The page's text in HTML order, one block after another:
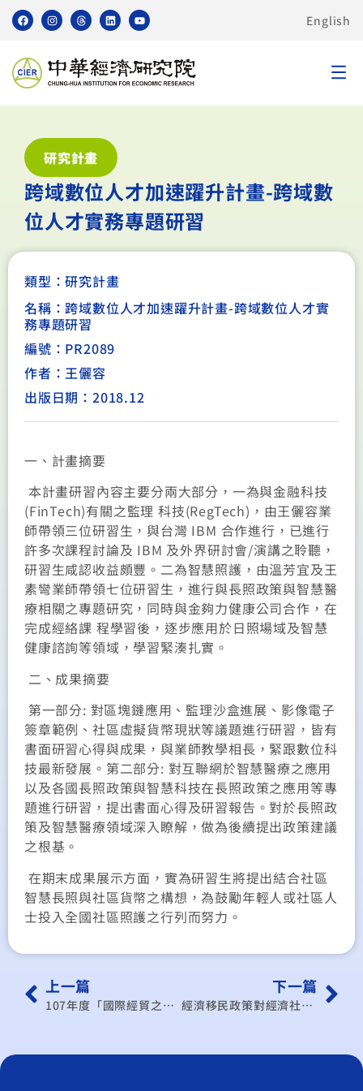
English
研究計畫
跨域數位人才加速躍升計畫-跨域數
位人才實務專題研習
類型：研究計畫
名稱：跨域數位人才加速躍升計畫-跨域數位人才實
務專題研習
編號：PR2089
作者：王儷容
出版日期：2018.12
一、計畫摘要
本計畫研習內容主要分兩大部分，一為與金融科技
(FinTech)有關之監理 科技(RegTech)，由王儷容業
師帶領三位研習生，與台灣 IBM 合作進行，已進行
許多次課程討論及 IBM 及外界研討會/演講之聆聽，
研習生咸認收益頗豐。二為智慧照護，由溫芳宜及王
素彎業師帶領七位研習生，進行與長照政策與智慧醫
療相關之專題研究，同時與金夠力健康公司合作，在
完成經絡課 程學習後，逐步應用於日照場域及智慧
健康諮詢等領域，學習緊湊扎實。
二、成果摘要
第一部分: 對區塊鏈應用、監理沙盒進展、影像電子
簽章範例、社區虛擬貨幣現狀等議題進行研習，皆有
書面研習心得與成果，與業師教學相長，緊跟數位科
技最新發展。第二部分: 對互聯網於智慧醫療之應用
以及各國長照政策與智慧科技在長照政策之應用等專
題進行研習，提出書面心得及研習報告。對於長照政
策及智慧醫療領域深入瞭解，做為後續提出政策建議
之根基。
在期末成果展示方面，實為研習生將提出結合社區
智慧長照與社區貨幣之構想，為鼓勵年輕人或社區人
士投入全國社區照護之行列而努力。
上一篇
107年度「國際經貿之衛生福利相關研究及法律諮詢計畫」案
下一篇
經濟移民政策對經濟社會之影響評估